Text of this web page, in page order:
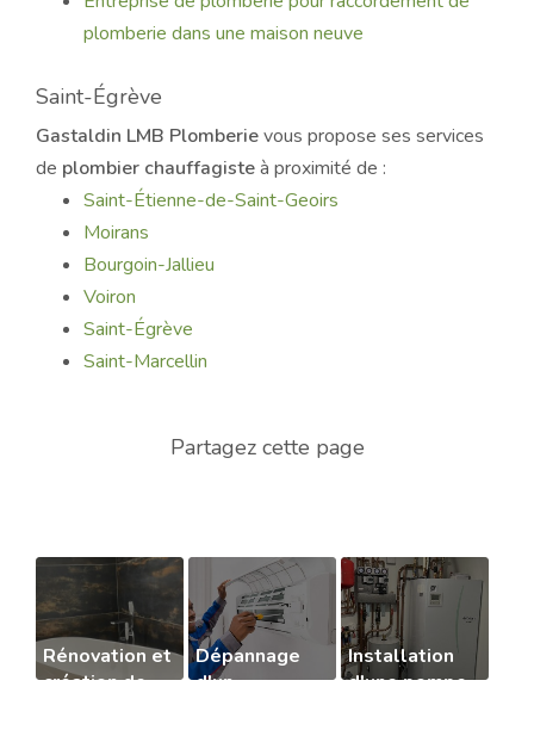
plomberie dans une maison neuve
Saint-Égrève
Gastaldin LMB Plomberievous propose ses services
de plombier chauffagisteà proximité de :
Saint-Étienne-de-Saint-Geoirs
Moirans
Bourgoin-Jallieu
Voiron
Saint-Égrève
Saint-Marcellin
Rénovation et
création de
Dépannage
d'un
Installation
d'une pompe